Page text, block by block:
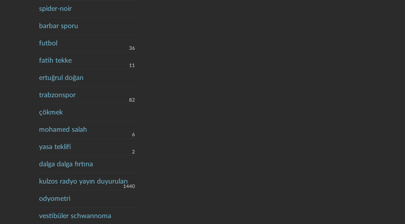
spider-noir
barbar sporu
futbol
36
fatih tekke
11
ertuğrul doğan
trabzonspor
82
çökmek
mohamed salah
6
yasa teklifi
2
dalga dalga fırtına
kulzos radyo yayın duyuruları
1440
odyometri
vestibüler schwannoma